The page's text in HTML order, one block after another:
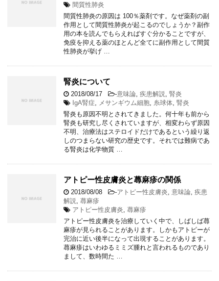
間質性肺炎
間質性肺炎の原因は 100％薬剤です。なぜ薬剤の副
作用として間質性肺炎が起こるのでしょうか？副作
用の本を読んでもらえればすぐ分かることですが、
免疫を抑える薬のほとんど全てに副作用として間質
性肺炎が挙げ …
腎炎について
2018/08/17 -意味論 疾患解説
腎炎
IgA腎症
メサンギウム細胞 糸球体 腎炎
腎炎も原因不明とされてきました。何十年も前から
腎炎も研究し尽くされていますが、相変わらず原因
不明、治療法はステロイドだけであるという繰り返
しのつまらない研究の歴史です。それでは難病であ
る腎炎は化学物質 …
アトピー性皮膚炎と蕁麻疹の関係
2018/08/08 -アトピー性皮膚炎 意味論 疾患
解説
蕁麻疹
アトピー性皮膚炎 蕁麻疹
アトピー性皮膚炎を治療していく中で、しばしば蕁
麻疹が見られることがあります。しかもアトピーが
完治に近い後半になって出現することがあります。
蕁麻疹はいわゆるミミズ腫れと言われるものであり
まして、数時間た …